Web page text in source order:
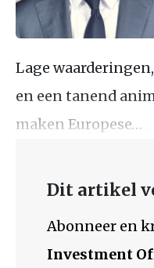
Lage
en een tanend
maken Europese…
Dit artikel
Abonneer en
Investment